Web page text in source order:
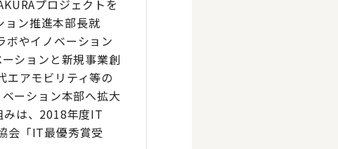
プロジェクトを
ョン推進本部長就
ボやイノベーション
ションと新規事業創
エアモビリティ等の
ーション本部へ拡大
みは、2018年度IT
会「IT最優秀賞受